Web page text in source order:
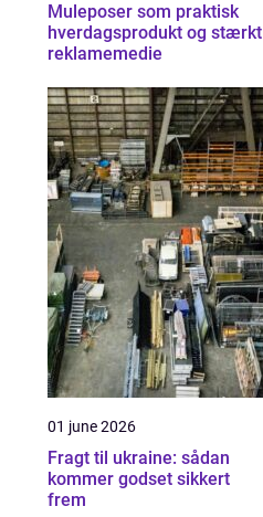
Muleposer som praktisk
hverdagsprodukt og stærkt
reklamemedie
01 june 2026
Fragt til ukraine: sådan
kommer godset sikkert
frem